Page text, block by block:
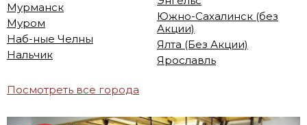
Мурманск
Муром
Наб-ные Челны
Нальчик
Южно-Сахалинск (без
Акции)
Ялта (Без Акции)
Ярославль
Посмотреть все города